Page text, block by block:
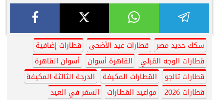
سكك حديد مصر قطارات عيد الأضحى
قطارات إضافية
قطارات الوجه القبلي
القاهرة أسوان
أسوان القاهرة
قطارات تالجو
القطارات المكيفة
الدرجة الثالثة المكيفة
قطارات 2026
مواعيد القطارات
السفر في العيد